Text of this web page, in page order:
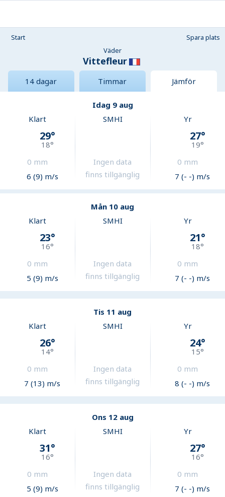
Start
Spara plats
Väder
Vittefleur
14 dagar Timmar Jämför
Idag 9 aug
Klart
29°
18°
0 mm
6 (9) m/s
SMHI
Ingen data
finns tillgänglig
Yr
27°
19°
0 mm
7 (- -) m/s
Mån 10 aug
Klart
23°
16°
0 mm
5 (9) m/s
SMHI
Ingen data
finns tillgänglig
Yr
21°
18°
0 mm
7 (- -) m/s
Tis 11 aug
Klart
26°
14°
0 mm
7 (13) m/s
SMHI
Ingen data
finns tillgänglig
Yr
24°
15°
0 mm
8 (- -) m/s
Ons 12 aug
Klart
31°
16°
0 mm
5 (9) m/s
SMHI
Ingen data
finns tillgänglig
Yr
27°
16°
0 mm
7 (- -) m/s